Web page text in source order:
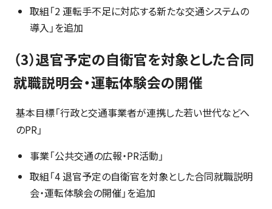
取組「2 運転手不足に対応する新たな交通システムの
導入」を追加
（3）退官予定の自衛官を対象とした合同
就職説明会・運転体験会の開催
基本目標「行政と交通事業者が連携した若い世代などへ
のPR」
事業「公共交通の広報・PR活動」
取組「4 退官予定の自衛官を対象とした合同就職説明
会・運転体験会の開催」を追加